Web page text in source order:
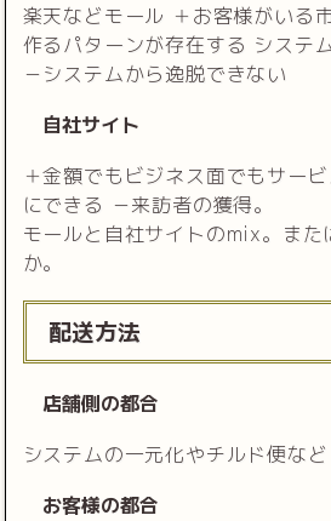
楽天などモール ＋お客様がい
作るパターンが存在する システ
－システムから逸脱できない
自社サイト
＋金額でもビジネス面でもサー
にできる －来訪者の獲得。
モールと自社サイトのmix。また
か。
配送方法
店舗側の都合
システムの一元化やチルド便など
お客様の都合